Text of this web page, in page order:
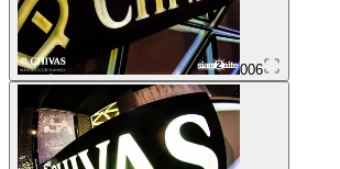
006